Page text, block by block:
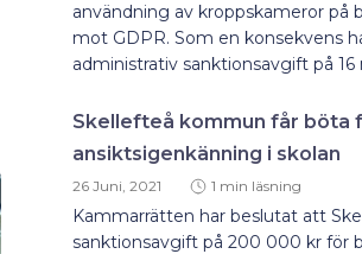
användning av kroppskameror på
mot GDPR. Som en konsekvens
administrativ sanktionsavgift på
Skellefteå kommun får böta
ansiktsigenkänning i skolan
26 Juni, 2021 1 min läsning
Kammarrätten har beslutat att
sanktionsavgift på 200 000 kr för